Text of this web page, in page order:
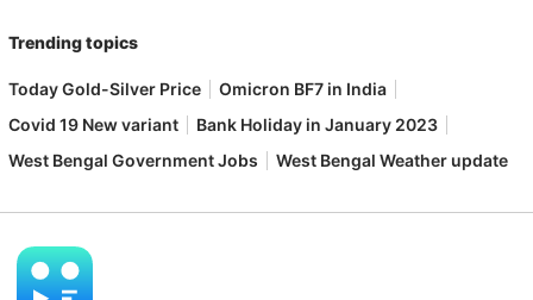
Trending topics
Today Gold-Silver Price
Omicron BF7 in India
Covid 19 New variant
Bank Holiday in January 2023
West Bengal Government Jobs
West Bengal Weather update